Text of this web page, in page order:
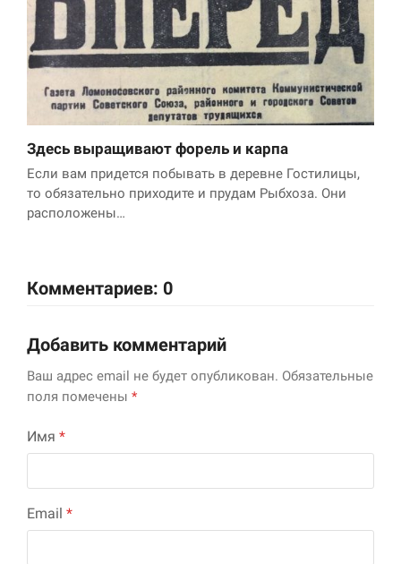
Здесь выращивают форель и карпа
Если вам придется побывать в деревне Гостилицы,
то обязательно приходите и прудам Рыбхоза. Они
расположены…
Комментариев: 0
Добавить комментарий
Ваш адрес email не будет опубликован. Обязательные
поля помечены *
Имя *
Email *